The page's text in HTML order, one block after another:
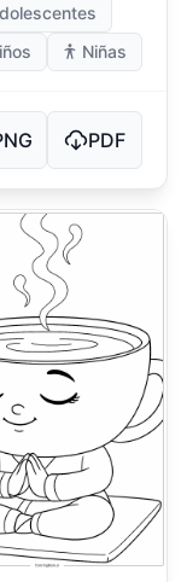
Niñas
PDF